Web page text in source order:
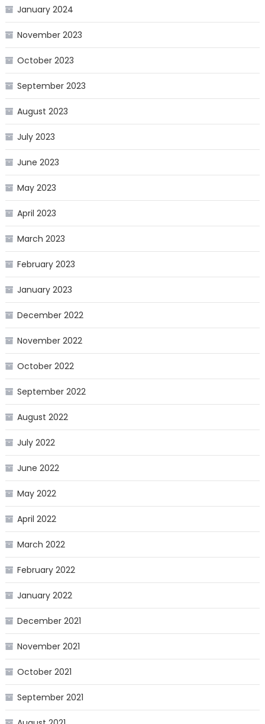
January 2024
November 2023
October 2023
September 2023
August 2023
July 2023
June 2023
May 2023
April 2023
March 2023
February 2023
January 2023
December 2022
November 2022
October 2022
September 2022
August 2022
July 2022
June 2022
May 2022
April 2022
March 2022
February 2022
January 2022
December 2021
November 2021
October 2021
September 2021